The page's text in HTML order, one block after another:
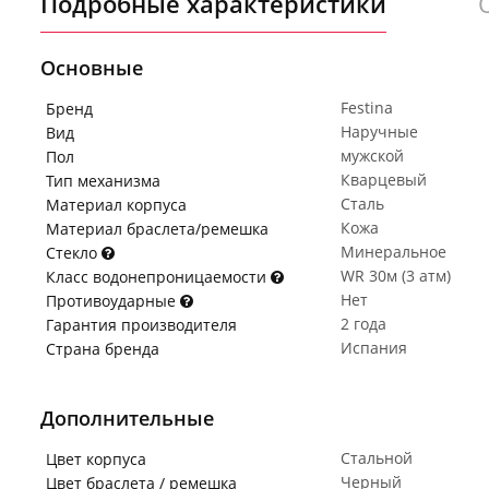
Основные
Бренд
Festina
Вид
Наручные
Пол
мужской
Тип механизма
Кварцевый
Материал корпуса
Сталь
Материал браслета/ремешка
Кожа
Стекло
Минеральное
Класс водонепроницаемости
WR 30м (3 атм)
Противоударные
Нет
Гарантия производителя
2 года
Страна бренда
Испания
Дополнительные
Цвет корпуса
Стальной
Цвет браслета / ремешка
Черный